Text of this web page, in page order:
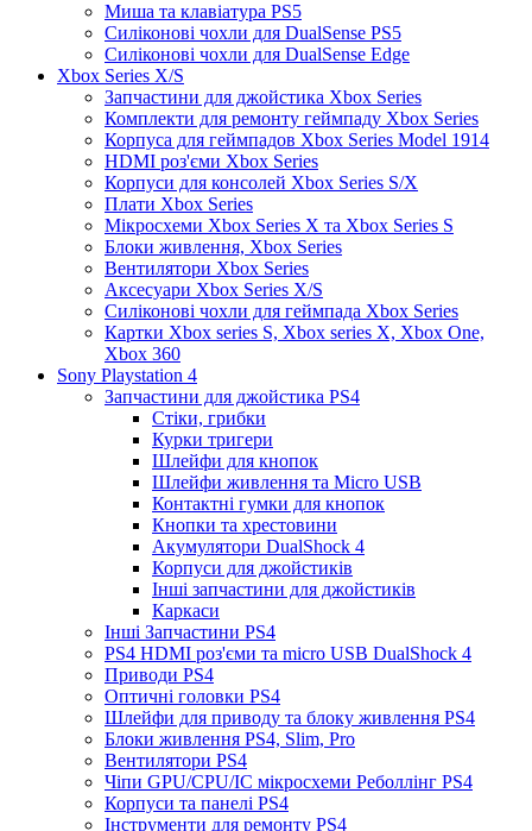
Миша та клавіатура PS5
Силіконові чохли для DualSense PS5
Силіконові чохли для DualSense Edge
Xbox Series X/S
Запчастини для джойстика Xbox Series
Комплекти для ремонту геймпаду Xbox Series
Корпуса для геймпадов Xbox Series Model 1914
HDMI роз'єми Xbox Series
Корпуси для консолей Xbox Series S/X
Плати Xbox Series
Мікросхеми Xbox Series X та Xbox Series S
Блоки живлення, Xbox Series
Вентилятори Xbox Series
Аксесуари Xbox Series X/S
Силіконові чохли для геймпада Xbox Series
Картки Xbox series S, Xbox series X, Xbox One,
Xbox 360
Sony Playstation 4
Запчастини для джойстика PS4
Стіки, грибки
Курки тригери
Шлейфи для кнопок
Шлейфи живлення та Micro USB
Контактні гумки для кнопок
Кнопки та хрестовини
Акумулятори DualShock 4
Корпуси для джойстиків
Інші запчастини для джойстиків
Каркаси
Інші Запчастини PS4
PS4 HDMI роз'єми та micro USB DualShock 4
Приводи PS4
Оптичні головки PS4
Шлейфи для приводу та блоку живлення PS4
Блоки живлення PS4, Slim, Pro
Вентилятори PS4
Чіпи GPU/CPU/IC мікросхеми Реболлінг PS4
Корпуси та панелі PS4
Інструменти для ремонту PS4